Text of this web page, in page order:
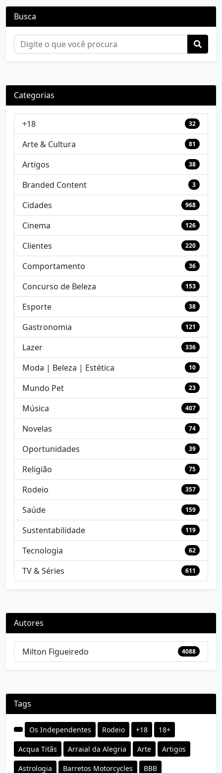
Busca
Categorias
+18 32
Arte & Cultura 81
Artigos 38
Branded Content 3
Cidades 968
Cinema 126
Clientes 220
Comportamento 36
Concurso de Beleza 153
Esporte 38
Gastronomia 121
Lazer 336
Moda | Beleza | Estética 10
Mundo Pet 23
Música 407
Novelas 74
Oportunidades 39
Religião 75
Rodeio 357
Saúde 159
Sustentabilidade 119
Tecnologia 62
TV & Séries 611
Autores
Milton Figueiredo 4088
Tags
Os Independentes Rodeio +18 18+
Acqua Titãs Arraial da Alegria Arte Artigos
Astrologia Barretos Motorcycles BBB